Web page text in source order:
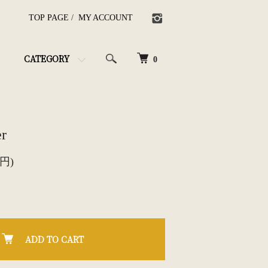
0
CATEGORY
TOP PAGE / MY ACCOUNT
)
ADD TO CART